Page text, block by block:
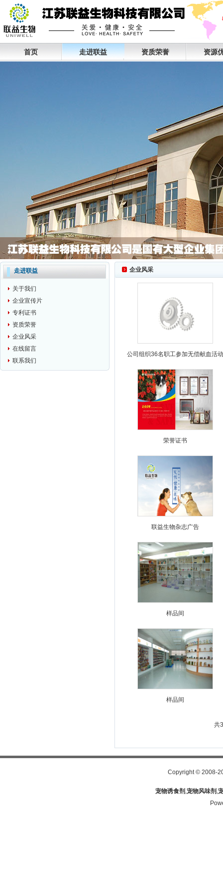
首页 走进联益 资质荣誉 资源
走进联益
关于我们
企业宣传片
专利证书
资质荣誉
企业风采
在线留言
联系我们
企业风采
公司组织36名职工参加无偿献血活动
荣誉证书
联益生物杂志广告
样品间
样品间
共
Copyright© 2008-
宠物诱食剂 ,宠物风味剂 ,